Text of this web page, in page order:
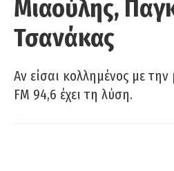
Μιαούλης,
Τσανάκας
Αν είσαι κολλημένος με
FM 94,6 έχει τη λύση.